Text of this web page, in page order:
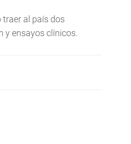
al país dos
y ensayos clínicos.